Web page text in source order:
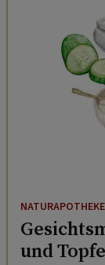
NATURAPOTHEKE
und